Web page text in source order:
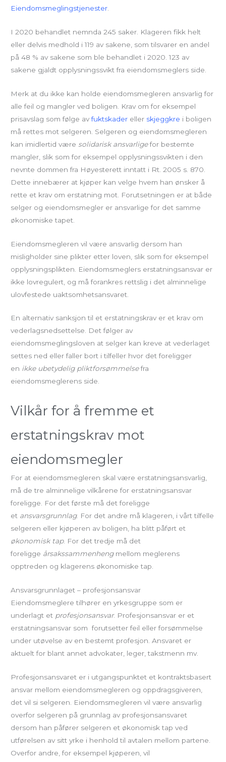
Eiendomsmeglingstjenester
I 2020 behandlet nemnda 245 saker. Klageren fikk helt
eller delvis medhold i 119 av sakene, som tilsvarer en andel
på 48 % av sakene som ble behandlet i 2020. 123 av
sakene gjaldt opplysningssvikt fra eiendomsmeglers side.
Merk at du ikke kan holde eiendomsmegleren ansvarlig for
alle feil og mangler ved boligen. Krav om for eksempel
prisavslag som følge avfuktskader eller skjeggkre i boligen
må rettes mot selgeren. Selgeren og eiendomsmegleren
kan imidlertid være solidarisk ansvarligefor bestemte
mangler, slik som for eksempel opplysningssvikten i den
nevnte dommen fra Høyesterett inntatt i Rt. 2005 s. 870.
Dette innebærer at kjøper kan velge hvem han ønsker å
rette et krav om erstatning mot. Forutsetningen er at både
selger og eiendomsmegler er ansvarlige for det samme
økonomiske tapet.
Eiendomsmegleren vil være ansvarlig dersom han
misligholder sine plikter etter loven, slik som for eksempel
opplysningsplikten. Eiendomsmeglers erstatningsansvar er
ikke lovregulert, og må forankres rettslig i det alminnelige
ulovfestede uaktsomhetsansvaret.
En alternativ sanksjon til et erstatningskrav er et krav om
vederlagsnedsettelse. Det følger av
eiendomsmeglingsloven at selger kan kreve at vederlaget
settes ned eller faller bort i tilfeller hvor det foreligger
en ikke ubetydelig pliktforsømmelsefra
eiendomsmeglerens side.
Vilkår for å fremme et
erstatningskrav mot
eiendomsmegler
For at eiendomsmegleren skal være erstatningsansvarlig,
må de tre alminnelige vilkårene for erstatningsansvar
foreligge. For det første må det foreligge
et ansvarsgrunnlag. For det andre må klageren, i vårt tilfelle
selgeren eller kjøperen av boligen, ha blitt påført et
økonomisk tap. For det tredje må det
foreligge årsakssammenhengmellom meglerens
opptreden og klagerens økonomiske tap.
Ansvarsgrunnlaget – profesjonsansvar
Eiendomsmeglere tilhører en yrkesgruppe som er
underlagt et profesjonsansvar. Profesjonsansvar er et
erstatningsansvar som forutsetter feil eller forsømmelse
under utøvelse av en bestemt profesjon. Ansvaret er
aktuelt for blant annet advokater, leger, takstmenn mv.
Profesjonsansvaret er i utgangspunktet et kontraktsbasert
ansvar mellom eiendomsmegleren og oppdragsgiveren,
det vil si selgeren. Eiendomsmegleren vil være ansvarlig
overfor selgeren på grunnlag av profesjonsansvaret
dersom han påfører selgeren et økonomisk tap ved
utførelsen av sitt yrke i henhold til avtalen mellom partene.
Overfor andre, for eksempel kjøperen, vil